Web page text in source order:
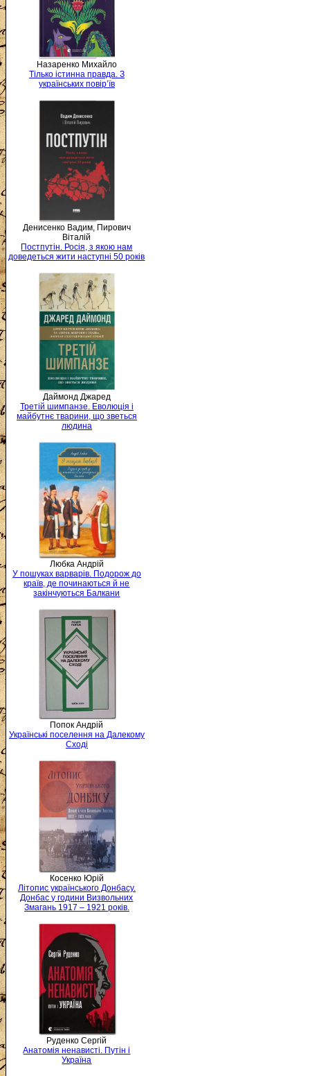
Назаренко Михайло
Тілько істинна правда. З
українських повір’їв
Денисенко Вадим, Пирович
Віталій
Постпутін. Росія, з якою нам
доведеться жити наступні 50 років
Даймонд Джаред
Третій шимпанзе. Еволюція і
майбутнє тварини, що зветься
людина
Любка Андрій
У пошуках варварів. Подорож до
країв, де починаються й не
закінчуються Балкани
Попок Андрій
Українські поселення на Далекому
Сході
Косенко Юрій
Літопис українського Донбасу.
Донбас у години Визвольних
Змагань 1917 – 1921 років.
Руденко Сергій
Анатомія ненависті. Путін і
Україна